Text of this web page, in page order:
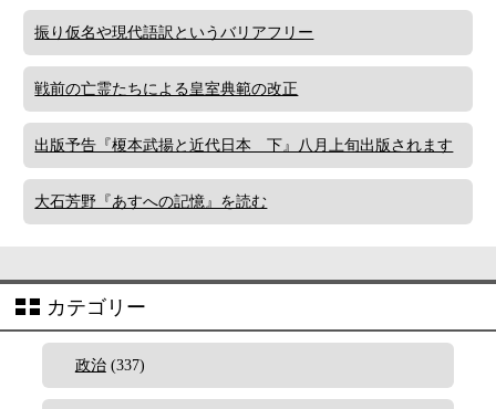
振り仮名や現代語訳というバリアフリー
戦前の亡霊たちによる皇室典範の改正
出版予告『榎本武揚と近代日本 下』八月上旬出版されます
大石芳野『あすへの記憶』を読む
カテゴリー
政治(337)